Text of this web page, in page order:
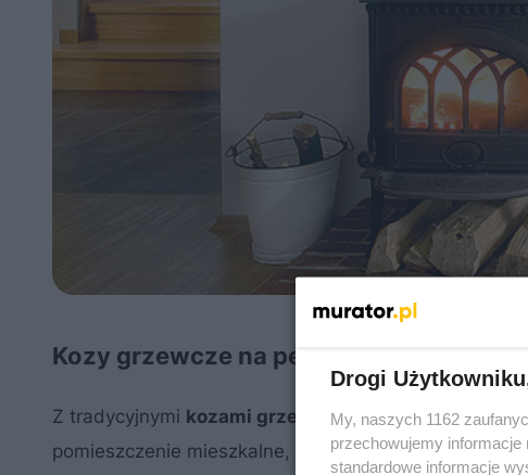
Kozy grzewcze na pelety
Z tradycyjnymi kozami grzewczymiłączy je jeszcze
pomieszczenie mieszkalne, najczęściej salon. Gdy
Drogi
My, naszych 1162
przechowujemy informacje
standardowe informacje